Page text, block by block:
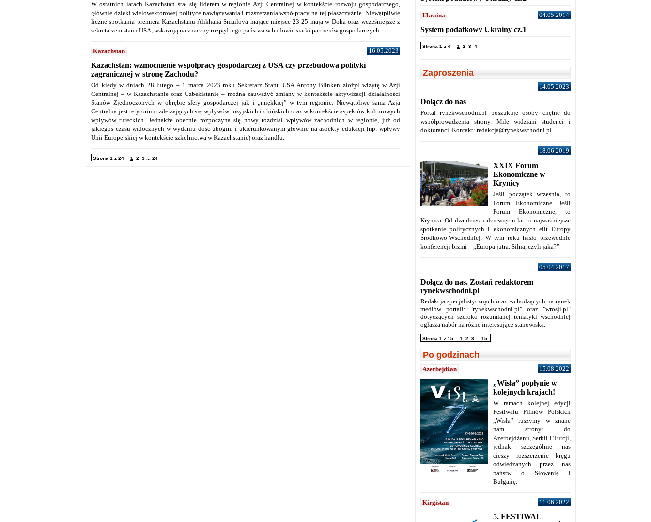
W ostatnich latach Kazachstan stał się liderem w regionie Azji Centralnej w kontekście rozwoju gospodarczego,
głównie dzięki wielowektorowej polityce nawiązywania i rozszerzania współpracy na tej płaszczyźnie. Niewątpliwie
liczne spotkania premiera Kazachstanu Alikhana Smailova mające miejsce 23-25 maja w Doha oraz wcześniejsze z
sekretarzem stanu USA, wskazują na znaczny rozpęd tego państwa w budowie siatki partnerów gospodarczych.
Kazachstan 16.05.2023
Kazachstan: wzmocnienie współpracy gospodarczej z USA czy przebudowa polityki
zagranicznej w stronę Zachodu?
Od kiedy w dniach 28 lutego – 1 marca 2023 roku Sekretarz Stanu USA Antony Blinken złożył wizytę w Azji
Centralnej – w Kazachstanie oraz Uzbekistanie – można zauważyć zmiany w kontekście aktywizacji działalności
Stanów Zjednoczonych w obrębie sfery gospodarczej jak i „miękkiej” w tym regionie. Niewątpliwe sama Azja
Centralna jest terytorium zderzających się wpływów rosyjskich i chińskich oraz w kontekście aspektów kulturowych
wpływów tureckich. Jednakże obecnie rozpoczyna się nowy rozdział wpływów zachodnich w regionie, już od
jakiegoś czasu widocznych w wydaniu dość ubogim i ukierunkowanym głównie na aspekty edukacji (np. wpływy
Unii Europejskiej w kontekście szkolnictwa w Kazachstanie) oraz handlu.
Strona 1 z 24 1 2 3 24
Ukraina 04.05.2014
System podatkowy Ukrainy cz.1
Strona 1 z 4 1 2 3 4
Zaproszenia
14.05.2023
Dołącz do nas
Portal rynekwschodni.pl poszukuje osoby chętne do
współprowadzenia strony. Mile widziani studenci i
doktoranci. Kontakt: redakcja@rynekwschodni.pl
18.06.2019
XXIX Forum
Ekonomiczne w
Krynicy
Jeśli początek września, to
Forum Ekonomiczne. Jeśli
Forum Ekonomiczne, to
Krynica. Od dwudziestu dziewięciu lat to najważniejsze
spotkanie politycznych i ekonomicznych elit Europy
Środkowo-Wschodniej. W tym roku hasło przewodnie
konferencji brzmi – „Europa jutra. Silna, czyli jaka?”
05.04.2017
Dołącz do nas. Zostań redaktorem
rynekwschodni.pl
Redakcja specjalistycznych oraz wchodzących na rynek
mediów portali: "rynekwschodni.pl" oraz "wrosji.pl"
dotyczących szeroko rozumianej tematyki wschodniej
ogłasza nabór na różne interesujące stanowiska.
Strona 1 z 15 1 2 3 15
Po godzinach
Azerbejdżan 15.08.2022
„Wisła” popłynie w
kolejnych krajach!
W ramach kolejnej edycji
Festiwalu Filmów Polskich
„Wisła” ruszymy w znane
nam strony: do
Azerbejdżanu, Serbii i Turcji,
jednak szczególnie nas
cieszy rozszerzenie kręgu
odwiedzanych przez nas
państw o Słowenię i
Bułgarię.
Kirgistan 11.06.2022
5. FESTIWAL